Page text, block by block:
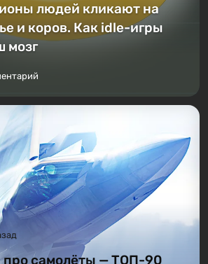
людей кликают на
и коров. Как idle-игры
мозг
самолёты — ТОП-90